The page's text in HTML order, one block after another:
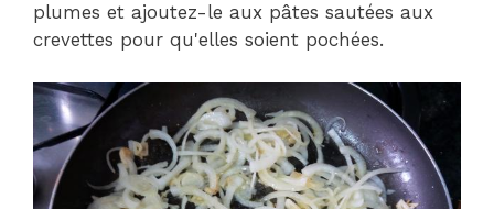
plumes et ajoutez-le aux pâtes sautées aux
crevettes pour qu'elles soient pochées.